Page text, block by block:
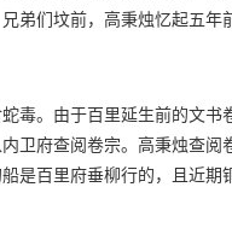
弟们坟前，高秉烛忆起五
毒。由于百里延生前的文
卫府查阅卷宗。高秉烛查
是百里府垂柳行的，且近